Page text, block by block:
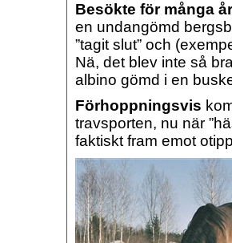
Besökte för många
en undangömd
”tagit slut” och
Nä, det blev inte så
albino gömd i en
Förhoppningsvis
travsporten, nu när
faktiskt fram emot